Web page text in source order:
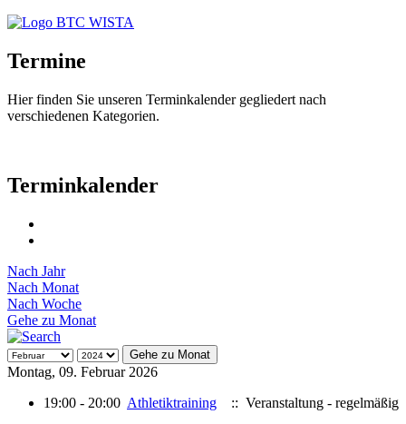
Termine
Hier finden Sie unseren Terminkalender gegliedert nach
verschiedenen Kategorien.
Terminkalender
Nach Jahr
Nach Monat
Nach Woche
Gehe zu Monat
Gehe zu Monat
Montag, 09. Februar 2026
19:00 - 20:00 Athletiktraining
:: Veranstaltung - regelmäßig